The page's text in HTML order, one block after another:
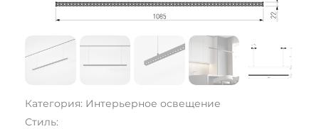
Категория: Интерьерное освещение
Стиль: